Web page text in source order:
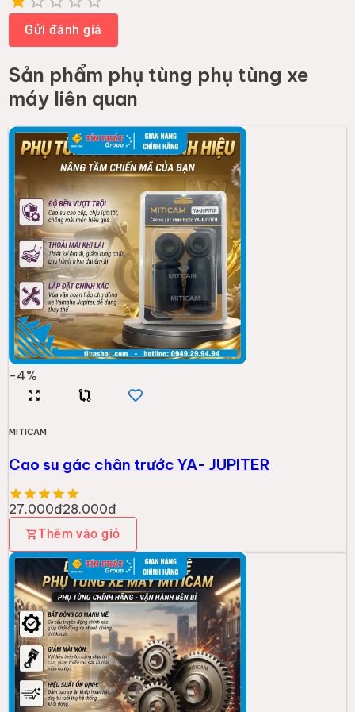
1 Star
2 Stars
3 Stars
4 Stars
5 Stars
Gửi đánh giá
Sản phẩm phụ tùng phụ tùng xe
máy liên quan
-4%
MITICAM
Cao su gác chân trước YA- JUPITER
27.000đ28.000đ
Thêm vào giỏ